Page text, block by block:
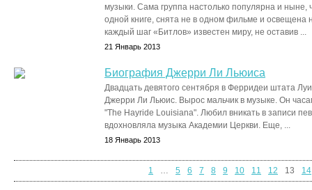
музыки. Сама группа настолько популярна и ныне,
одной книге, снята не в одном фильме и освещена
каждый шаг «Битлов» известен миру, не оставив ...
21 Январь 2013
Биография Джерри Ли Льюиса
Двадцать девятого сентября в Ферридеи штата
Джерри Ли Льюис. Вырос мальчик в музыке. Он
"The Hayride Louisiana". Любил вникать в записи
вдохновляла музыка Академии Церкви. Еще, ...
18 Январь 2013
1 … 5 6 7 8 9 10 11 12 13 14